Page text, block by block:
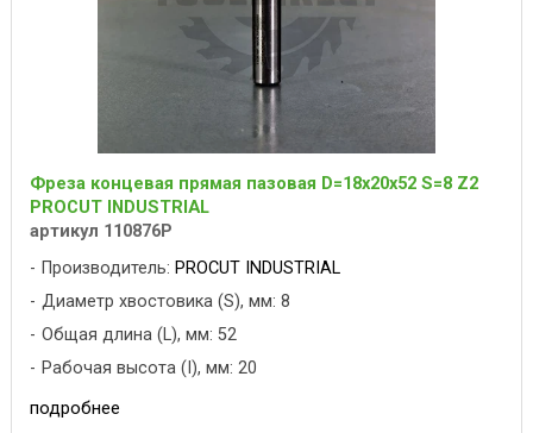
Фреза концевая прямая пазовая D=18x20x52 S=8 Z2
PROCUT INDUSTRIAL
артикул 110876P
Производитель: PROCUT INDUSTRIAL
Диаметр хвостовика (S), мм: 8
Общая длина (L), мм: 52
Рабочая высота (I), мм: 20
подробнее